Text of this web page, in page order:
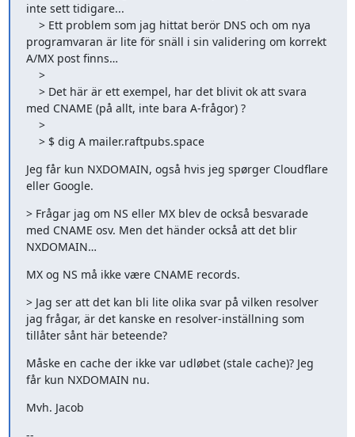
inte sett tidigare...
programvaran är lite för snäll i sin validering om korrekt
A/MX post finns…
med CNAME (på allt, inte bara A-frågor) ?
    > $ dig A mailer.raftpubs.space
Jeg får kun NXDOMAIN, også hvis jeg spørger Cloudflare
eller Google.
> Frågar jag om NS eller MX blev de också besvarade
med CNAME osv. Men det händer också att det blir
NXDOMAIN…
MX og NS må ikke være CNAME records.
> Jag ser att det kan bli lite olika svar på vilken resolver
jag frågar, är det kanske en resolver-inställning som
tillåter sånt här beteende?
Måske en cache der ikke var udløbet (stale cache)? Jeg
får kun NXDOMAIN nu.
Mvh. Jacob